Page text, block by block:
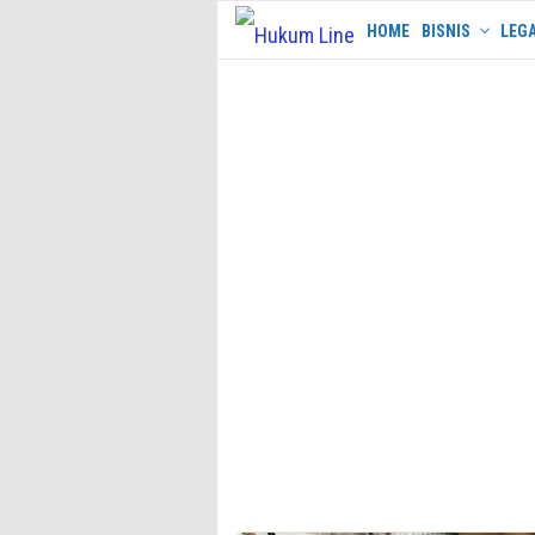
Skip
HOME BISNIS